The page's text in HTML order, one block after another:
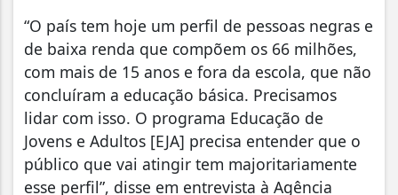
“O país tem hoje um perfil de pessoas negras e
de baixa renda que compõem os 66 milhões,
com mais de 15 anos e fora da escola, que não
concluíram a educação básica. Precisamos
lidar com isso. O programa Educação de
Jovens e Adultos [EJA] precisa entender que o
público que vai atingir tem majoritariamente
esse perfil”, disse em entrevista à Agência